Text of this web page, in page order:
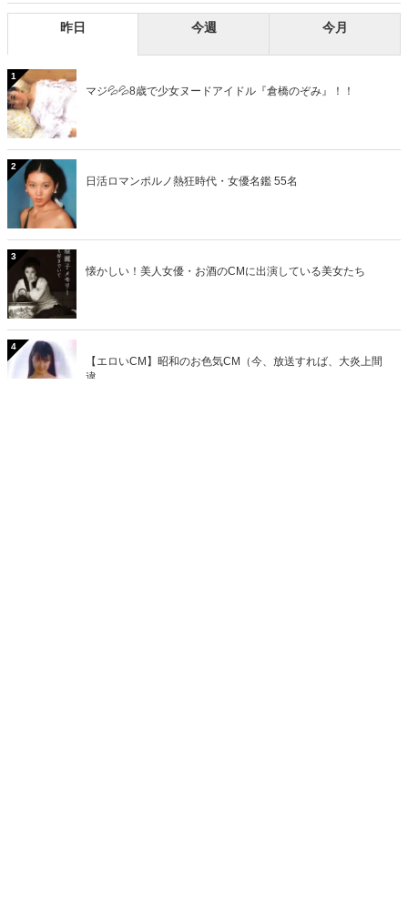
昨日 今週 今月
1
マジ💦💦8歳で少女ヌードアイドル『倉橋のぞみ』！！
2
日活ロマンポルノ熱狂時代・女優名鑑 55名
3
懐かしい！美人女優・お酒のCMに出演している美女たち
4
【エロいCM】昭和のお色気CM（今、放送すれば、大炎上間
違...